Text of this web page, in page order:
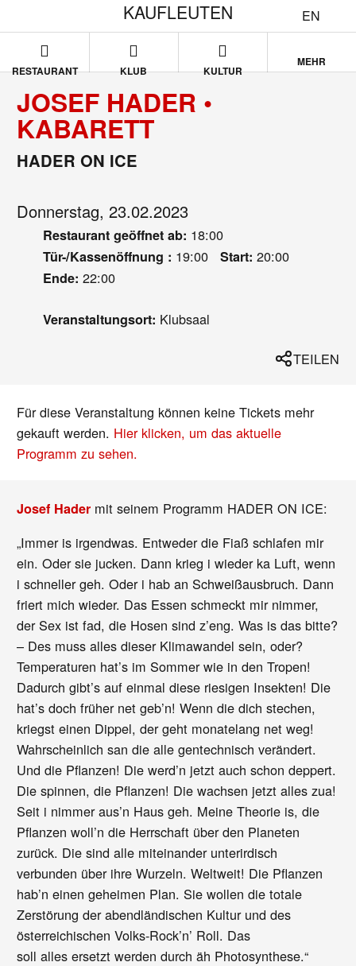
EN
KAUFLEUTEN
RESTAURANT KLUB KULTUR
MEHR
JOSEF HADER •
KABARETT
HADER ON ICE
Donnerstag, 23.02.2023
Restaurant geöffnet ab: 18:00
Tür-/Kassenöffnung : 19:00 Start: 20:00
Ende: 22:00
Veranstaltungsort: Klubsaal
TEILEN
Für diese Veranstaltung können keine Tickets mehr
gekauft werden. Hier klicken, um das aktuelle
Programm zu sehen.
Josef Hader mit seinem Programm HADER ON ICE:
„Immer is irgendwas. Entweder die Fiaß schlafen mir
ein. Oder sie jucken. Dann krieg i wieder ka Luft, wenn
i schneller geh. Oder i hab an Schweißausbruch. Dann
friert mich wieder. Das Essen schmeckt mir nimmer,
der Sex ist fad, die Hosen sind z’eng. Was is das bitte?
– Des muss alles dieser Klimawandel sein, oder?
Temperaturen hat’s im Sommer wie in den Tropen!
Dadurch gibt’s auf einmal diese riesigen Insekten! Die
hat’s doch früher net geb’n! Wenn die dich stechen,
kriegst einen Dippel, der geht monatelang net weg!
Wahrscheinlich san die alle gentechnisch verändert.
Und die Pflanzen! Die werd’n jetzt auch schon deppert.
Die spinnen, die Pflanzen! Die wachsen jetzt alles zua!
Seit i nimmer aus’n Haus geh. Meine Theorie is, die
Pflanzen woll’n die Herrschaft über den Planeten
zurück. Die sind alle miteinander unterirdisch
verbunden über ihre Wurzeln. Weltweit! Die Pflanzen
hab’n einen geheimen Plan. Sie wollen die totale
Zerstörung der abendländischen Kultur und des
österreichischen Volks-Rock’n’ Roll. Das
soll alles ersetzt werden durch äh Photosynthese.“